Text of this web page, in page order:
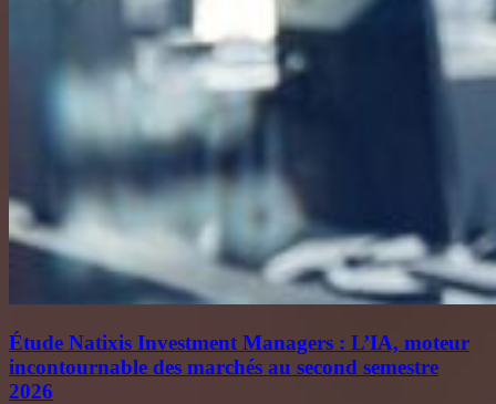
Étude Natixis Investment Managers : L’IA, moteur
incontournable des marchés au second semestre
2026